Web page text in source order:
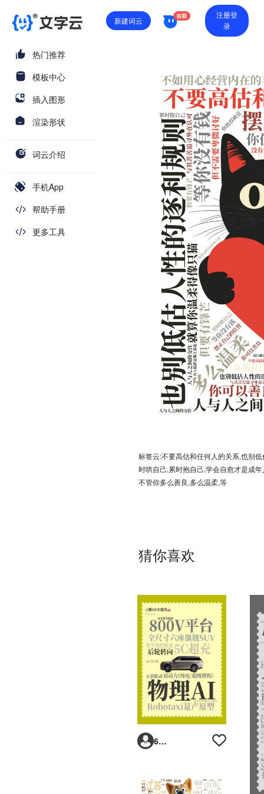
新建词云
注册登
录
热门推荐
模板中心
插入图形
渲染形状
词云介绍
手机App
帮助手册
更多工具
标签云:不要高估和任何人的关系,也别
时哄自己,累时抱自己,学会自愈才是成
不管你多么善良,多么温柔,等
猜你喜欢
6293vp